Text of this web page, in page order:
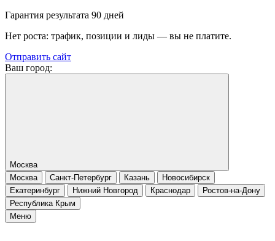
Гарантия результата 90 дней
Нет роста: трафик, позиции и лиды — вы не платите.
Отправить сайт
Ваш город:
Москва
Москва
Санкт-Петербург Казань
Новосибирск
Екатеринбург
Нижний Новгород Краснодар
Ростов-на-Дону
Республика Крым
Меню